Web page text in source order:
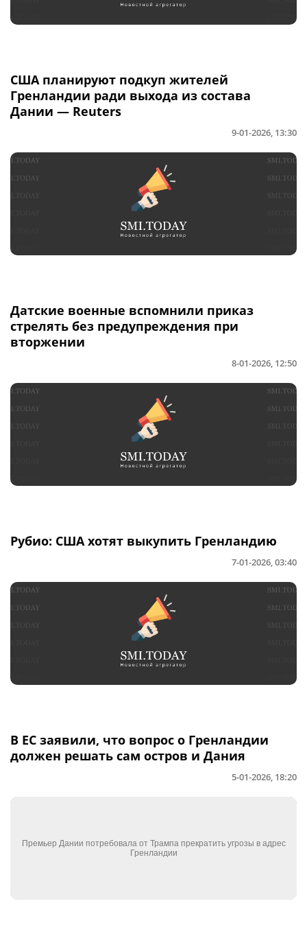
США планируют подкуп жителей
Гренландии ради выхода из состава
Дании — Reuters
9-01-2026, 13:30
Датские военные вспомнили приказ
стрелять без предупреждения при
вторжении
8-01-2026, 12:50
Рубио: США хотят выкупить Гренландию
7-01-2026, 03:40
В ЕС заявили, что вопрос о Гренландии
должен решать сам остров и Дания
5-01-2026, 18:20